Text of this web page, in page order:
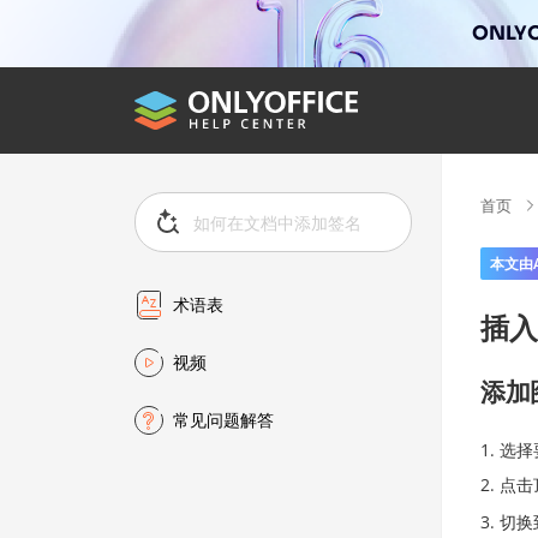
术语表
视频
常见问题解答
首页
本文由
插
添加
选择
点
切